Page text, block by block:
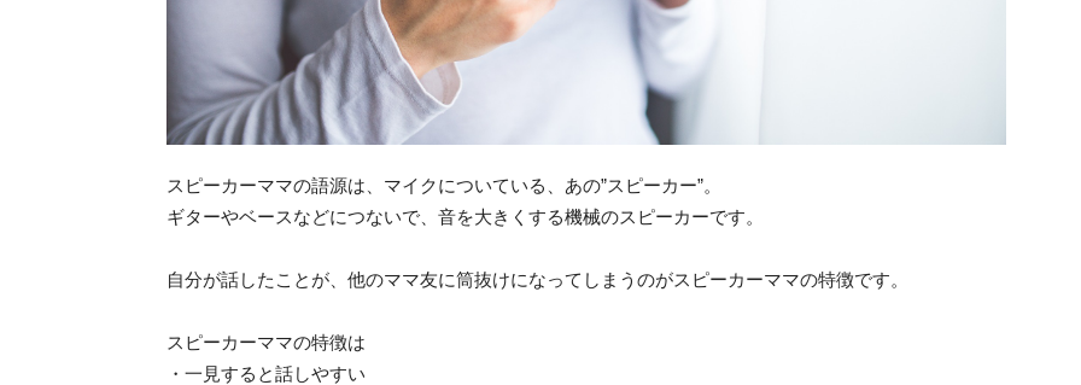
スピーカーママの語源は、マイクについている、あの”スピーカー”。
ギターやベースなどにつないで、音を大きくする機械のスピーカーです。
自分が話したことが、他のママ友に筒抜けになってしまうのがスピーカーママの特徴です。
スピーカーママの特徴は
・一見すると話しやすい